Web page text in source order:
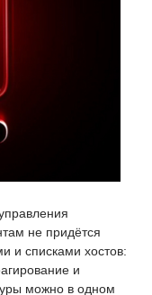
не придётся
и списками хостов:
и
можно в одном